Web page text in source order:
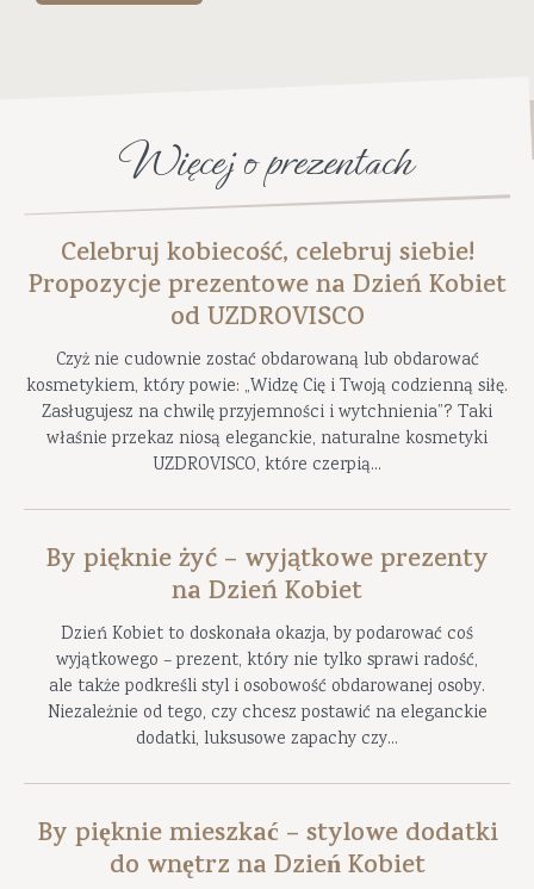
Więcej o prezentach
Celebruj kobiecość, celebruj siebie!
Propozycje prezentowe na Dzień Kobiet
od UZDROVISCO
Czyż nie cudownie zostać obdarowaną lub obdarować
kosmetykiem, który powie: „Widzę Cię i Twoją codzienną siłę.
Zasługujesz na chwilę przyjemności i wytchnienia”? Taki
właśnie przekaz niosą eleganckie, naturalne kosmetyki
UZDROVISCO, które czerpią...
By pięknie żyć – wyjątkowe prezenty
na Dzień Kobiet
Dzień Kobiet to doskonała okazja, by podarować coś
wyjątkowego – prezent, który nie tylko sprawi radość,
ale także podkreśli styl i osobowość obdarowanej osoby.
Niezależnie od tego, czy chcesz postawić na eleganckie
dodatki, luksusowe zapachy czy...
By pięknie mieszkać – stylowe dodatki
do wnętrz na Dzień Kobiet